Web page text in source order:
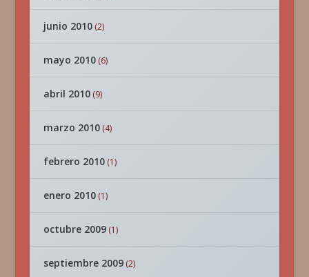
junio 2010(2)
mayo 2010(6)
abril 2010(9)
marzo 2010(4)
febrero 2010(1)
enero 2010(1)
octubre 2009(1)
septiembre 2009(2)